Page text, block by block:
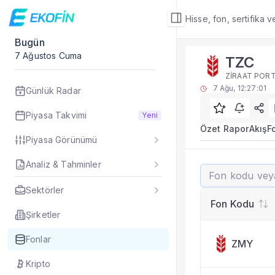
Hisse, fon, sertifika
Bugün
7 Ağustos Cuma
Günlük Radar
Piyasa Takvimi Yeni
Piyasa Görünümü
Analiz & Tahminler
Sektörler
Şirketler
Fonlar
Kripto
Fon Detay
Rakip Analizi
TZC benzer
TZC fonu rakip
TEFAS TZC fonu
Fon verileri hangi
TZC fonunu diğer
Evet. Fon detay
Fon Detay— İlgili
Fon Portföyü
TZC
ZİRAAT
7 Ağu, 12:27:01
Özet RaporAkış
TZC
Fon Kodu
ZMY